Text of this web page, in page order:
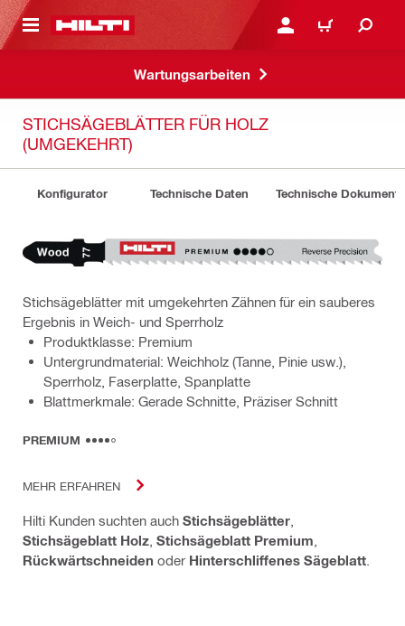
ANMELDEN ODER
WARENKORB
Wartungsarbeiten
STICHSÄGEBLÄTTER FÜR HOLZ
(UMGEKEHRT)
Konfigurator Technische Daten Technische Dokumente
Stichsägeblätter mit umgekehrten Zähnen für ein sauberes
Ergebnis in Weich- und Sperrholz
Produktklasse: Premium
Untergrundmaterial: Weichholz (Tanne, Pinie usw.),
Sperrholz, Faserplatte, Spanplatte
Blattmerkmale: Gerade Schnitte, Präziser Schnitt
PREMIUM
MEHR ERFAHREN
Hilti Kunden suchten auch Stichsägeblätter
Stichsägeblatt Holz Stichsägeblatt Premium
Rückwärtschneiden oder Hinterschliffenes Sägeblatt